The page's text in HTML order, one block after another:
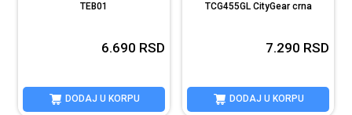
TEB01
6.690 RSD
DODAJ U KORPU
TCG455GL CityGear crna
7.290 RSD
DODAJ U KORPU